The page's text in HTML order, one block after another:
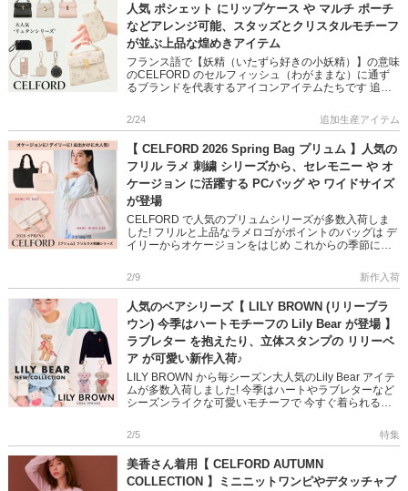
人気 ポシェット にリップケース や マルチ ポーチ
などアレンジ可能、スタッズとクリスタルモチーフ
が並ぶ上品な煌めきアイテム
フランス語で【妖精（いたずら好きの小妖精）】の意味
のCELFORD のセルフィッシュ（わがままな）に通ず
るブランドを代表するアイコンアイテムたちです 追加
ャームやポーチな […]
2/24 追加生産アイテム
【 CELFORD 2026 Spring Bag プリュム 】人気の
フリル ラメ 刺繍 シリーズから、セレモニー や オ
ケージョン に活躍する PCバッグ や ワイドサイズ
が登場
CELFORD で人気のプリュムシリーズが多数入荷しま
した! フリルと上品なラメロゴがポイントのバッグは デ
イリーからオケージョンをはじめ これからの季節に多
ても大活躍 […]
2/9 新作入荷
人気のベアシリーズ【 LILY BROWN (リリーブラ
ウン) 今季はハートモチーフの Lily Bear が登場 】
ラブレター を抱えたり、立体スタンプの リリーベ
ア が可愛い新作入荷♪
LILY BROWN から毎シーズン大人気のLily Bear アイテ
ムが多数入荷しました! 今季はハートやラブレターなど
シーズンライクな可愛いモチーフで 今すぐ着られるロ
2/5 特集
美香さん着用【 CELFORD AUTUMN
COLLECTION 】ミニニットワンピやデタッチャブ